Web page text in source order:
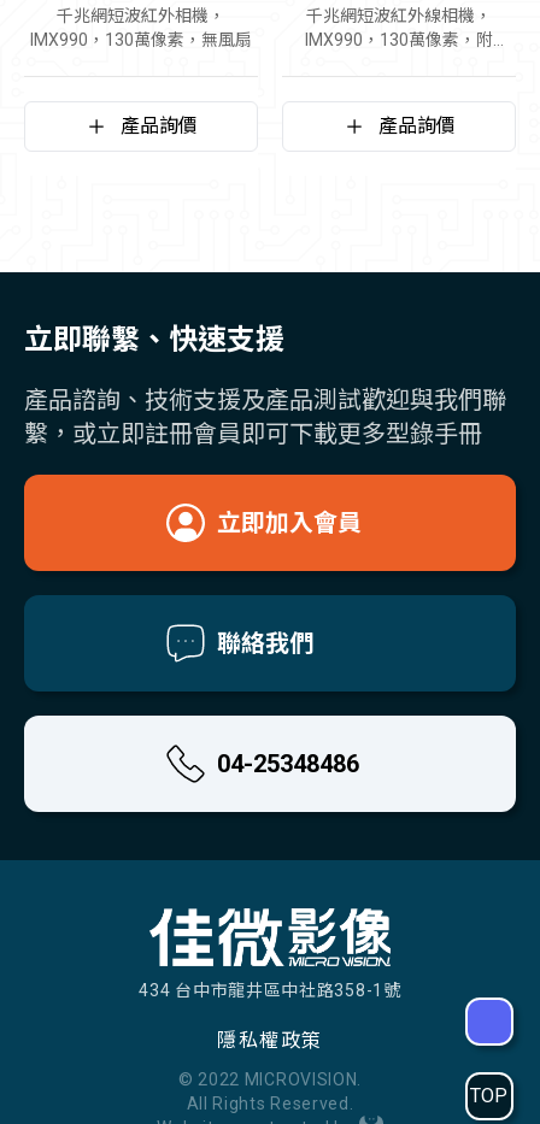
千兆網短波紅外相機，
IMX990，130萬像素，無風扇
產品詢價
千兆網短波紅外線相機，
IMX990，130萬像素，附
產品詢價
立即聯繫、快速支援
產品諮詢、技術支援及產品測試歡迎與我們聯
繫，或立即註冊會員即可下載更多型錄手冊
立即加入會員
聯絡我們
04-25348486
434 台中市龍井區中社路358-1號
隱私權政策
© 2022 MICROVISION.
All Rights Reserved.
TOP